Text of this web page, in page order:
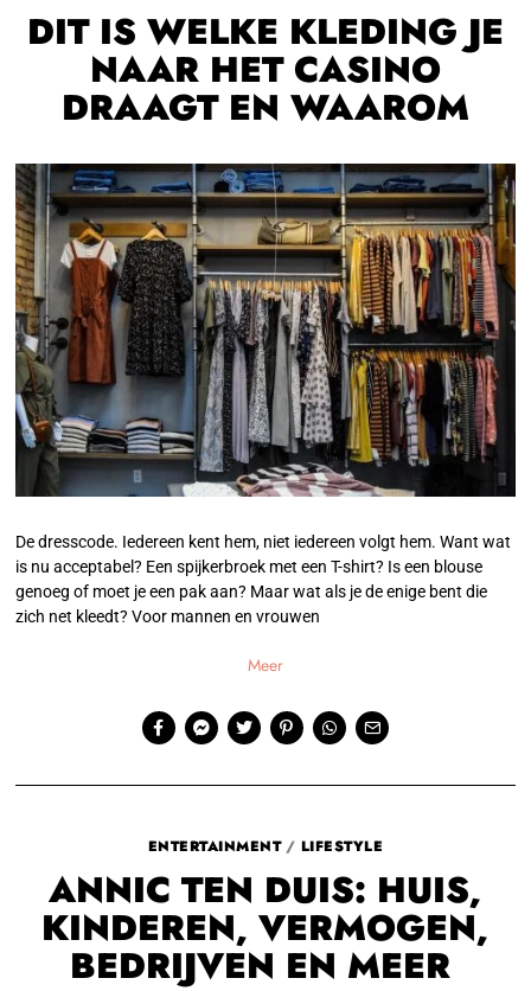
DIT IS WELKE KLEDING JE
NAAR HET CASINO
DRAAGT EN WAAROM
De dresscode. Iedereen kent hem, niet iedereen volgt hem. Want wat
is nu acceptabel? Een spijkerbroek met een T-shirt? Is een blouse
genoeg of moet je een pak aan? Maar wat als je de enige bent die
zich net kleedt? Voor mannen en vrouwen
Meer
ENTERTAINMENT / LIFESTYLE
ANNIC TEN DUIS: HUIS,
KINDEREN, VERMOGEN,
BEDRIJVEN EN MEER